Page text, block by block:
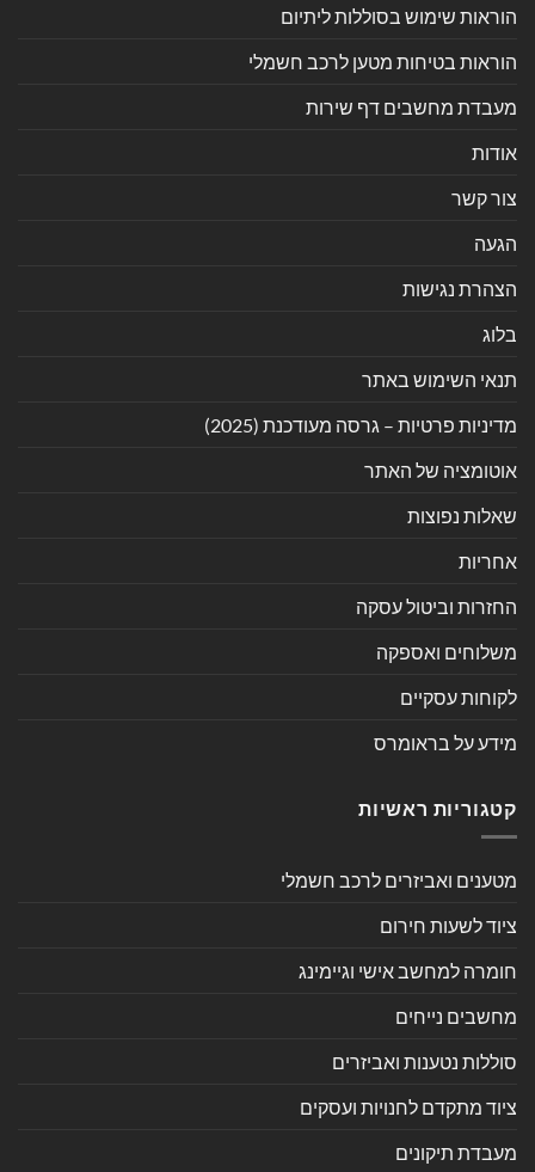
הוראות שימוש בסוללות ליתיום
הוראות בטיחות מטען לרכב חשמלי
מעבדת מחשבים דף שירות
אודות
צור קשר
הגעה
הצהרת נגישות
בלוג
תנאי השימוש באתר
מדיניות פרטיות – גרסה מעודכנת (2025)
אוטומציה של האתר
שאלות נפוצות
אחריות
החזרות וביטול עסקה
משלוחים ואספקה
לקוחות עסקיים
מידע על בראומרס
קטגוריות ראשיות
מטענים ואביזרים לרכב חשמלי
ציוד לשעות חירום
חומרה למחשב אישי וגיימינג
מחשבים נייחים
סוללות נטענות ואביזרים
ציוד מתקדם לחנויות ועסקים
מעבדת תיקונים